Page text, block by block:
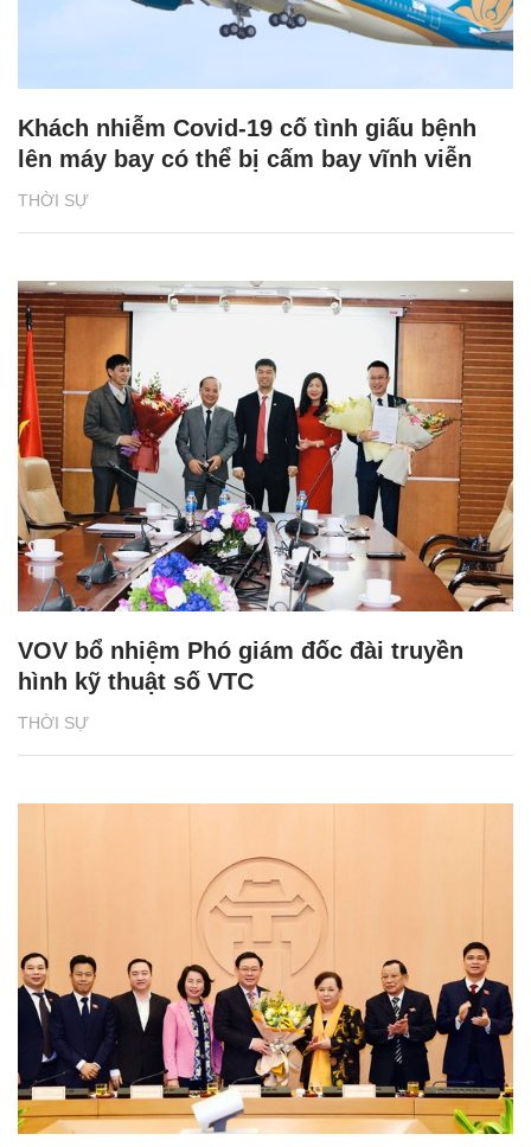
THỜI SỰ
Khách nhiễm Covid-19 cố tình giấu bệnh
lên máy bay có thể bị cấm bay vĩnh viễn
THỜI SỰ
VOV bổ nhiệm Phó giám đốc đài truyền
hình kỹ thuật số VTC